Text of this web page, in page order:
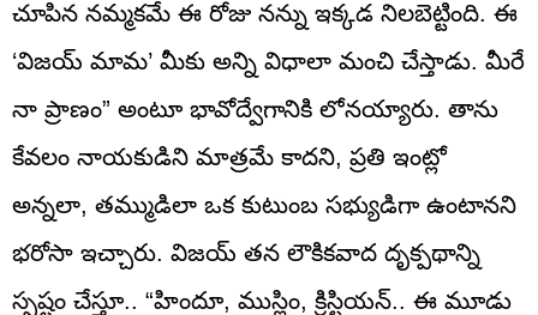
చూపిన నమ్మకమే ఈ రోజు నన్ను ఇక్కడ నిలబెట్టింది. ఈ
‘విజయ్ మామ’ మీకు అన్ని విధాలా మంచి చేస్తాడు. మీరే
నా ప్రాణం” అంటూ భావోద్వేగానికి లోనయ్యారు. తాను
కేవలం నాయకుడిని మాత్రమే కాదని, ప్రతి ఇంట్లో
అన్నలా, తమ్ముడిలా ఒక కుటుంబ సభ్యుడిగా ఉంటానని
భరోసా ఇచ్చారు. విజయ్ తన లౌకికవాద దృక్పథాన్ని
స్పష్టం చేస్తూ.. “హిందూ, ముస్లిం, క్రిస్టియన్.. ఈ మూడు